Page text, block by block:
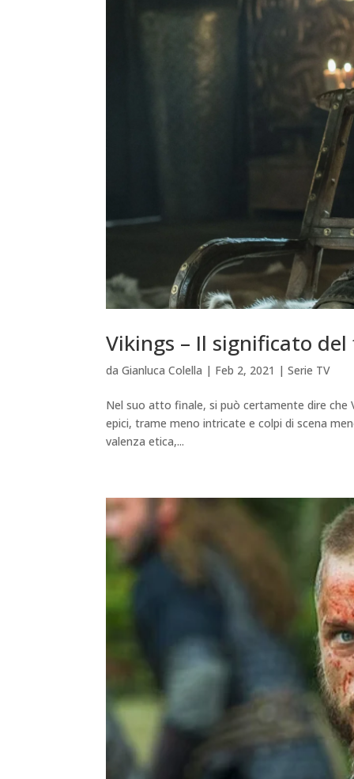
Vikings – Il significato
daGianluca Colella | Feb 2, 2021 |Serie TV
Nel suo atto finale, si può certamente dire
epici, trame meno intricate e colpi di scena
valenza etica,...